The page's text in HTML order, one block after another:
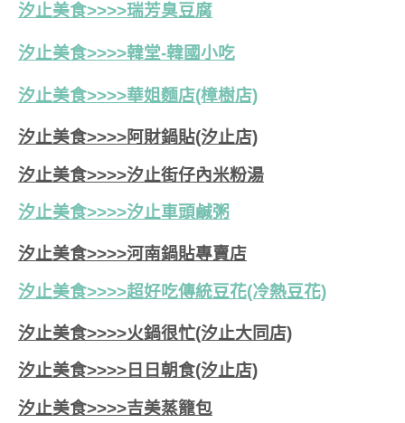
汐止美食>>>>瑞芳臭豆腐
汐止美食>>>>韓堂-韓國小吃
汐止美食>>>>華姐麵店(樟樹店)
汐止美食>>>>阿財鍋貼(汐止店)
汐止美食>>>>汐止街仔內米粉湯
汐止美食>>>>汐止車頭鹹粥
汐止美食>>>>河南鍋貼專賣店
汐止美食>>>>超好吃傳統豆花(冷熱豆花)
汐止美食>>>>火鍋很忙(汐止大同店)
汐止美食>>>>日日朝食(汐止店)
汐止美食>>>>吉美蒸籠包